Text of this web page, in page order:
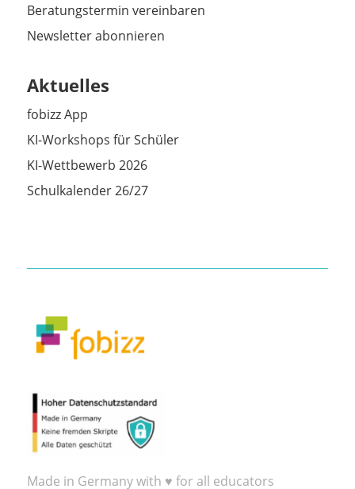
Beratungstermin vereinbaren
Newsletter abonnieren
Aktuelles
fobizz App
KI-Workshops für Schüler
KI-Wettbewerb 2026
Schulkalender 26/27
Made in Germany with ♥ for all educators